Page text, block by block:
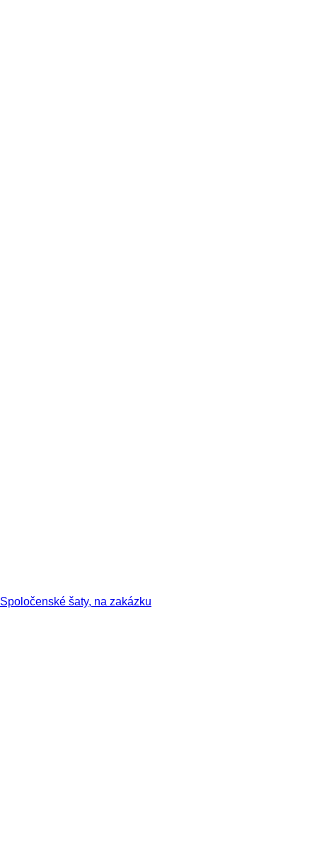
Spoločenské šaty, na zakázku